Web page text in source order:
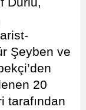
Şeyben ve
20
tarafından